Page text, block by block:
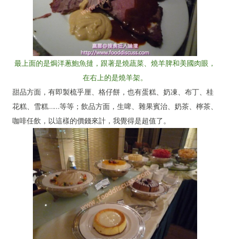
最上面的是焗洋蔥鮑魚撻，跟著是燒蔬菜、燒羊脾和美國肉眼，
在右上的是燒羊架。
甜品方面，有即製梳乎厘、格仔餅，也有蛋糕、奶凍、布丁、桂
花糕、雪糕……等等；飲品方面，生啤、雜果賓治、奶茶、檸茶、
咖啡任飲，以這樣的價錢來計，我覺得是超值了。